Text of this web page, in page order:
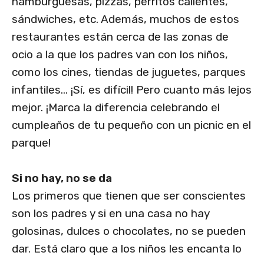
sándwiches, etc. Además, muchos de estos
restaurantes están cerca de las zonas de
ocio a la que los padres van con los niños,
como los cines, tiendas de juguetes, parques
infantiles… ¡Sí, es difícil! Pero cuanto más lejos
mejor. ¡Marca la diferencia celebrando el
cumpleaños de tu pequeño con un picnic en el
parque!
Si no hay, no se da
Los primeros que tienen que ser conscientes
son los padres y si en una casa no hay
golosinas, dulces o chocolates, no se pueden
dar. Está claro que a los niños les encanta lo